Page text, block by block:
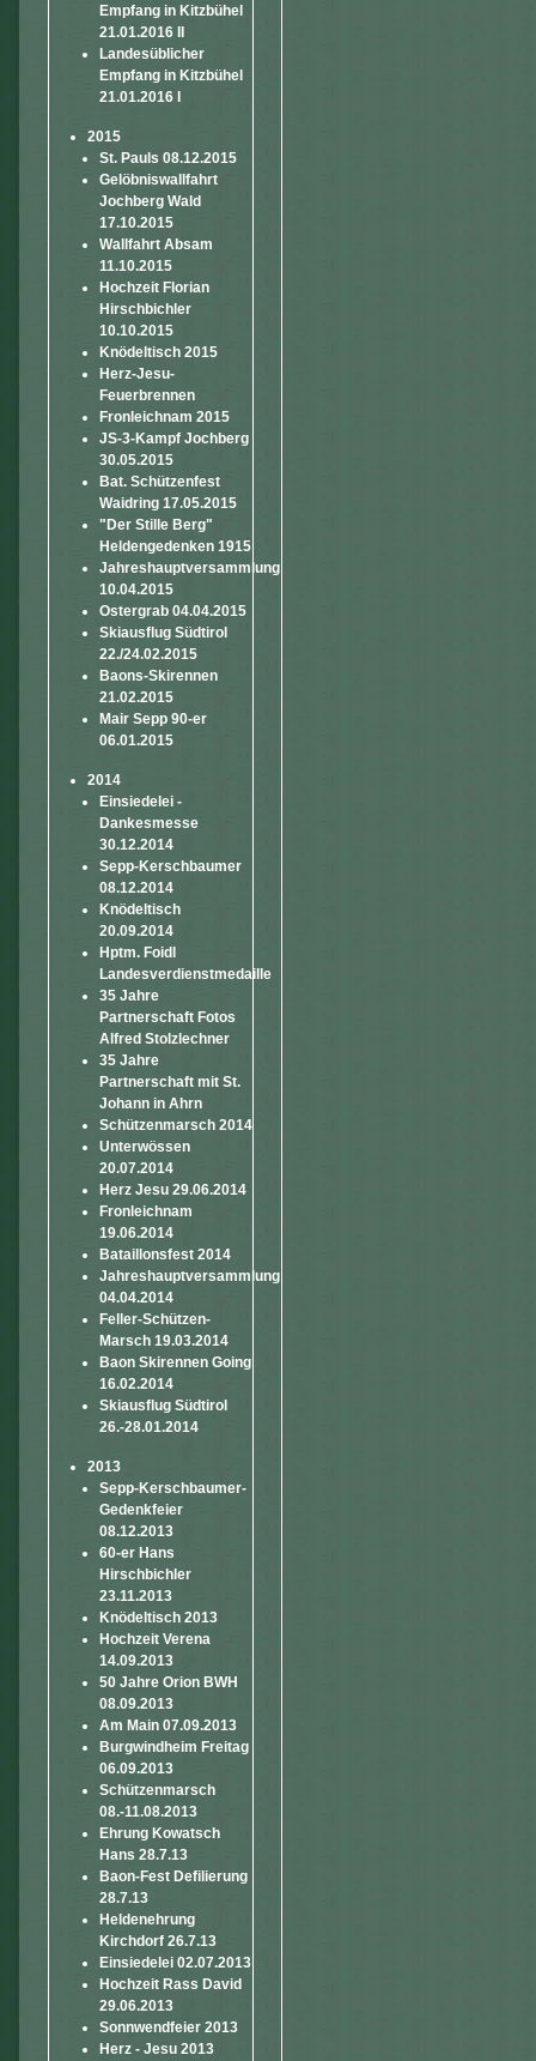
Empfang in Kitzbühel
21.01.2016 II
Landesüblicher
Empfang in Kitzbühel
21.01.2016 I
2015
St. Pauls 08.12.2015
Gelöbniswallfahrt
Jochberg Wald
17.10.2015
Wallfahrt Absam
11.10.2015
Hochzeit Florian
Hirschbichler
10.10.2015
Knödeltisch 2015
Herz-Jesu-
Feuerbrennen
Fronleichnam 2015
JS-3-Kampf Jochberg
30.05.2015
Bat. Schützenfest
Waidring 17.05.2015
"Der Stille Berg"
Heldengedenken 1915
Jahreshauptversammlung
10.04.2015
Ostergrab 04.04.2015
Skiausflug Südtirol
22./24.02.2015
Baons-Skirennen
21.02.2015
Mair Sepp 90-er
06.01.2015
2014
Einsiedelei -
Dankesmesse
30.12.2014
Sepp-Kerschbaumer
08.12.2014
Knödeltisch
20.09.2014
Hptm. Foidl
Landesverdienstmedaille
35 Jahre
Partnerschaft Fotos
Alfred Stolzlechner
35 Jahre
Partnerschaft mit St.
Johann in Ahrn
Schützenmarsch 2014
Unterwössen
20.07.2014
Herz Jesu 29.06.2014
Fronleichnam
19.06.2014
Bataillonsfest 2014
Jahreshauptversammlung
04.04.2014
Feller-Schützen-
Marsch 19.03.2014
Baon Skirennen Going
16.02.2014
Skiausflug Südtirol
26.-28.01.2014
2013
Sepp-Kerschbaumer-
Gedenkfeier
08.12.2013
60-er Hans
Hirschbichler
23.11.2013
Knödeltisch 2013
Hochzeit Verena
14.09.2013
50 Jahre Orion BWH
08.09.2013
Am Main 07.09.2013
Burgwindheim Freitag
06.09.2013
Schützenmarsch
08.-11.08.2013
Ehrung Kowatsch
Hans 28.7.13
Baon-Fest Defilierung
28.7.13
Heldenehrung
Kirchdorf 26.7.13
Einsiedelei 02.07.2013
Hochzeit Rass David
29.06.2013
Sonnwendfeier 2013
Herz - Jesu 2013